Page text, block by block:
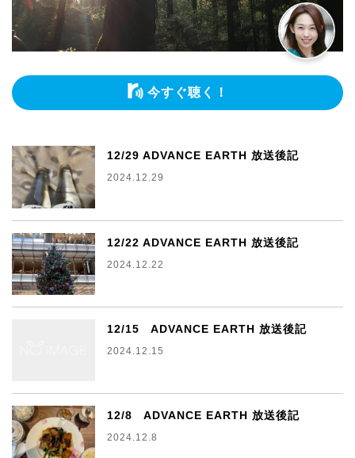
今すぐ聴く！
12/29 ADVANCE EARTH 放送後記
2024.12.29
12/22 ADVANCE EARTH 放送後記
2024.12.22
12/15 ADVANCE EARTH 放送後記
2024.12.15
12/8 ADVANCE EARTH 放送後記
2024.12.8